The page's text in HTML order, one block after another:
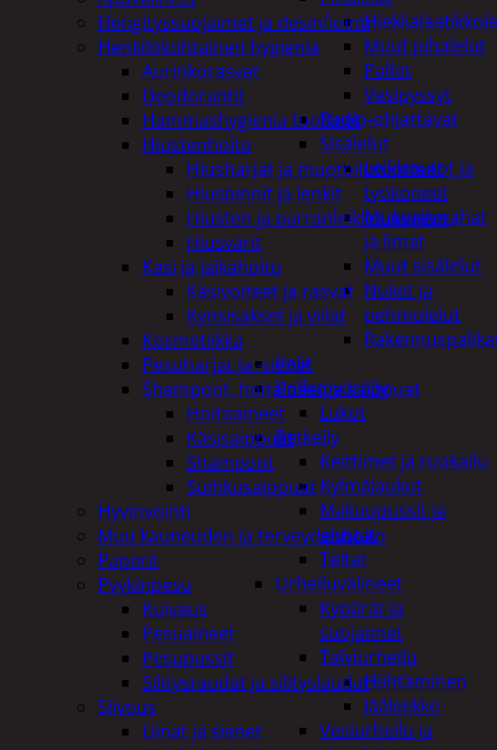
Muut pihalelut
Pallot
Vesipyssyt
Radio-ohjattavat
Sisälelut
Leikkiautot ja
työkoneet
Muovailuvahat
ja limat
Muut sisälelut
Nuket ja
pehmolelut
Pelit
Polkupyöräily
Lukot
Retkeily
Keittimet ja ruokailu
Kylmälaukut
Makuupussit ja
alustat
Teltat
Urheiluvälineet
Kypärät ja
suojaimet
Talviurheilu
Hiihtäminen
Jääkiekko
Vesiurheilu ja
Hengityssuojaimet ja desinfiointi
Henkilökohtainen hygienia
Aurinkorasvat
Deodorantit
Hammashygienia tuotteet
Hiustenhoito
Hiusharjat ja muotoilutuotteet
Hiuspinnit ja lenkit
Hiusten ja parranleikkuukoneet
Hiusvärit
Käsi ja jalkahoito
Käsivoiteet ja rasvat
Kynsisakset ja viilat
Kosmetiikka
Pesuharjat ja -sienet
Shampoot, hoitaineet ja saippuat
Hoitoaineet
Käsisaippuat
Shampoot
Suihkusaippuat
Hyvinvointi
Muu kauneuden ja terveydenhoito
Paperit
Pyykinpesu
Kuivaus
Pesuaineet
Pesupussit
Silitysraudat ja silityslaudat
Siivous
Liinat ja sienet